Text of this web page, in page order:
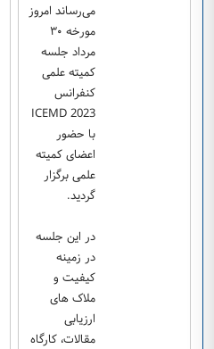
می‌رساند امروز
مورخه ۳۰
مرداد جلسه
کمیته علمی
کنفرانس
ICEMD 2023
با حضور
اعضای کمیته
علمی برگزار
گردید.
در این جلسه
در زمینه
کیفیت و
ملاک های
ارزیابی
مقالات، کارگاه